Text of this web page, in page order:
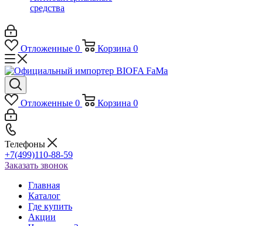
средства
Отложенные 0 Корзина 0
Отложенные 0 Корзина 0
Телефоны
+7(499)110-88-59
Заказать звонок
Главная
Каталог
Где купить
Акции